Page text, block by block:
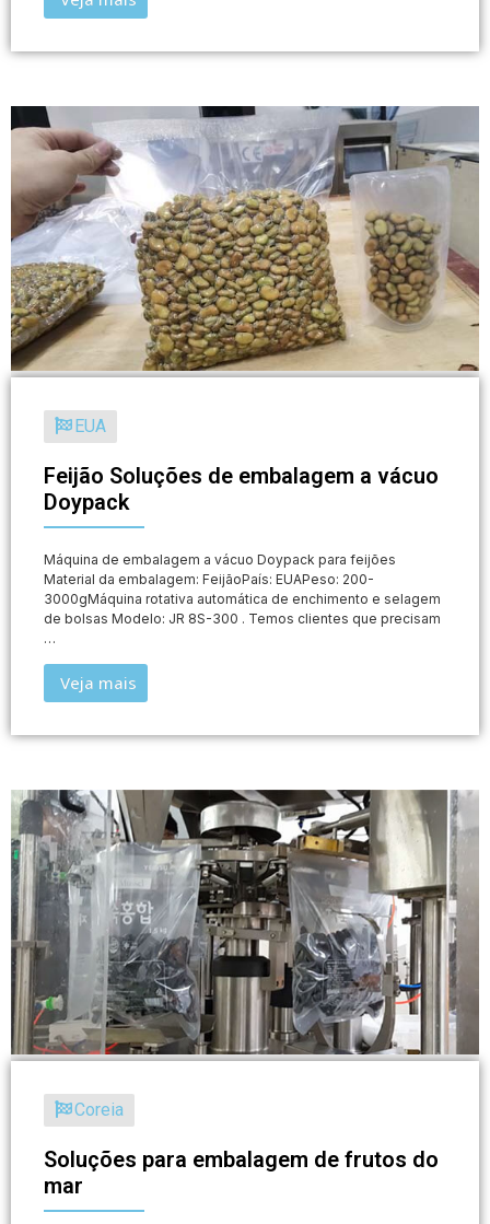
EUA
Feijão Soluções de embalagem a vácuo
Doypack
Máquina de embalagem a vácuo Doypack para feijões
Material da embalagem: FeijãoPaís: EUAPeso: 200-
3000gMáquina rotativa automática de enchimento e selagem
de bolsas Modelo: JR 8S-300 . Temos clientes que precisam
…
Veja mais
Coreia
Soluções para embalagem de frutos do
mar